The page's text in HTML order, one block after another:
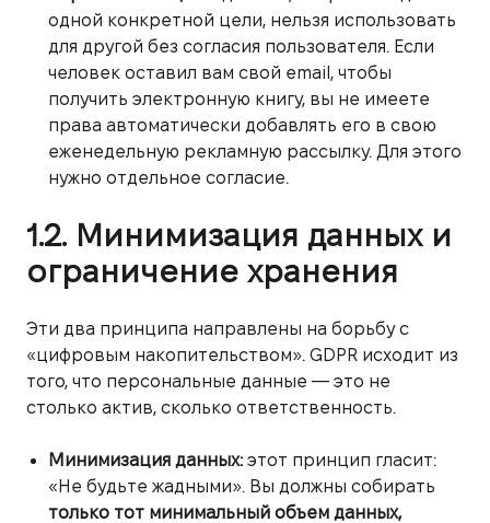
одной конкретной цели, нельзя использовать
для другой без согласия пользователя. Если
человек оставил вам свой email, чтобы
получить электронную книгу, вы не имеете
права автоматически добавлять его в свою
еженедельную рекламную рассылку. Для этого
нужно отдельное согласие.
1.2. Минимизация данных и
ограничение хранения
Эти два принципа направлены на борьбу с
«цифровым накопительством». GDPR исходит из
того, что персональные данные — это не
столько актив, сколько ответственность.
Минимизация данных:этот принцип гласит:
«Не будьте жадными». Вы должны собирать
только тот минимальный объем данных,